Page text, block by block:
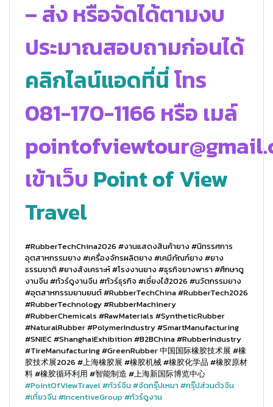
– ส่ง หรือจัดได้ตามงบ
ประมาณสอบถามก่อนได้
คลิกไลน์แอดที่นี่โทร
081-170-1166 หรือ เมล์
เข้าเว็บ Point of View
Travel
#RubberTechChina2026 #งานแสดงสินค้ายาง #นิทรรศการ
อุตสาหกรรมยาง #เครื่องจักรผลิตยาง #เคมีภัณฑ์ยาง #ยาง
ธรรมชาติ #ยางสังเคราะห์ #โรงงานยาง #ธุรกิจยางพารา #ศึกษาดู
งานจีน #ทัวร์ดูงานจีน #ทัวร์ธุรกิจ #เซี่ยงไฮ้2026 #นวัตกรรมยาง
#อุตสาหกรรมยานยนต์ #RubberTechChina #RubberTech2026
#RubberTechnology #RubberMachinery
#RubberChemicals #RawMaterials #SyntheticRubber
#NaturalRubber #PolymerIndustry #SmartManufacturing
#SNIEC #ShanghaiExhibition #B2BChina #RubberIndustry
#TireManufacturing #GreenRubber 中国国际橡胶技术展 #橡
胶技术展2026 #上海橡胶展 #橡胶机械 #橡胶化学品 #橡胶原材
料 #橡胶循环利用 #智能制造 #上海新国际博览中心
#PointOfViewTravel#ทัวร์จีน#จัดกรุ๊ปเหมา#กรุ๊ปส่วนตัวจีน
#เที่ยวจีน#IncentiveGroup #ทัวร์ดูงาน